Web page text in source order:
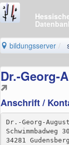
bildungsserver
Dr.-Georg-
Anschrift /
Dr.-Georg-
Schwimmbadweg 30
34281 Gudensberg